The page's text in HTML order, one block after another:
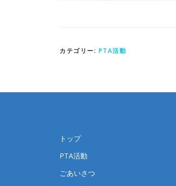
カテゴリー: PTA活動
トップ
PTA活動
ごあいさつ